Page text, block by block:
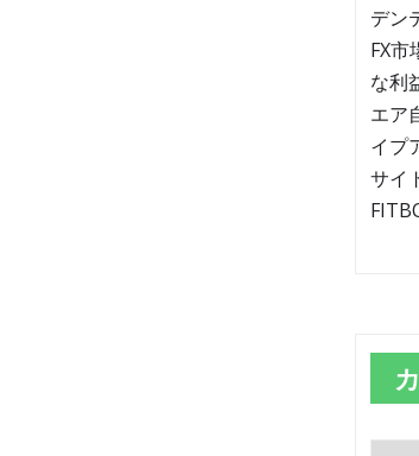
デン
FX市
な利
エア
イプ
サイ